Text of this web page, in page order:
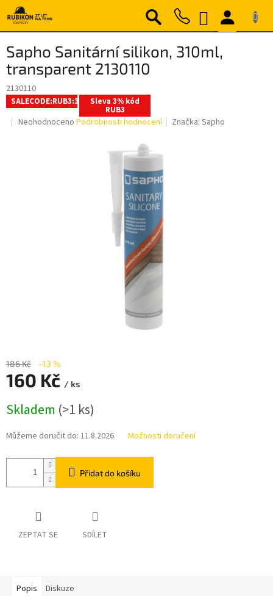
Přejít
na
obsah
NÁKUPNÍ
KOŠÍK
Sapho Sanitární silikon, 310ml,
transparent 2130110
2130110
SALECODE:RUB3:3:% Sleva 3% kód
RUB3
Průměrné
Neohodnoceno Podrobnosti hodnocení Značka:Sapho
186 Kč –13 %
160 Kč / ks
cena:
Skladem (>1 ks)
Můžeme doručit do: 11.8.2026 Možnosti doručení
Přidat do košíku
ZEPTAT SE SDÍLET
Popis Diskuze